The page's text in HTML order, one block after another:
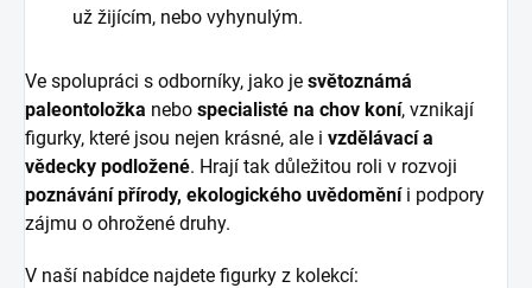
už žijícím, nebo vyhynulým.
Ve spolupráci s odborníky, jako je světoznámá
paleontoložka nebo specialisté na chov koní, vznikají
figurky, které jsou nejen krásné, ale i vzdělávací a
vědecky podložené. Hrají tak důležitou roli v rozvoji
poznávání přírody, ekologického uvědoměníi podpory
zájmu o ohrožené druhy.
V naší nabídce najdete figurky z kolekcí: